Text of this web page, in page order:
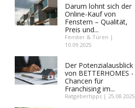
Darum lohnt sich der
Online-Kauf von
Fenstern – Qualität,
Preis und...
Fenster & Türen |
10.09.2025
Der Potenzialausblick
von BETTERHOMES -
Chancen für
Franchising im...
Ratgebertipps | 25.08.2025